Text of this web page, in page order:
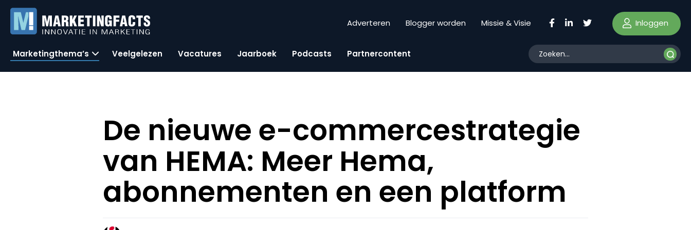
Adverteren Blogger worden Missie & Visie Inloggen
Marketingthema’s Veelgelezen Vacatures Jaarboek Podcasts Partnercontent
De nieuwe e-commercestrategie
van HEMA: Meer Hema,
abonnementen en een platform